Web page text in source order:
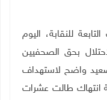
للنقابة، اليوم
بحق الصحفيين
يونيو 2026 في تصعيد واضح لاستهداف
حيث سُجلت 89 حالة انتهاك طالت عشرات